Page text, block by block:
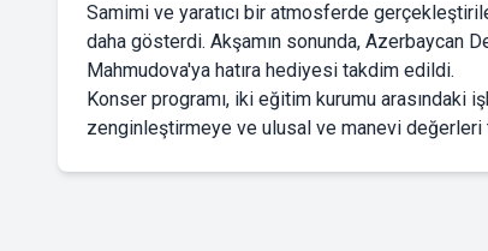
Samimi ve yaratıcı bir atmosferde
daha gösterdi. Akşamın sonunda, Azerbaycan
Mahmudova'ya hatıra hediyesi takdim edildi.
Konser programı, iki eğitim kurumu
zenginleştirmeye ve ulusal ve manevi